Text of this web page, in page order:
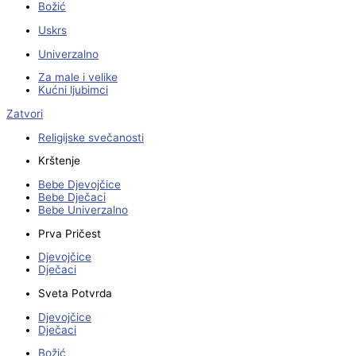
Božić
Uskrs
Univerzalno
Za male i velike
Kućni ljubimci
Zatvori
Religijske svečanosti
Krštenje
Bebe Djevojčice
Bebe Dječaci
Bebe Univerzalno
Prva Pričest
Djevojčice
Dječaci
Sveta Potvrda
Djevojčice
Dječaci
Božić